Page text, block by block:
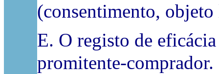
(consentimento,
E. O registo de
promitente-comprador.